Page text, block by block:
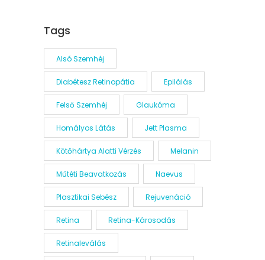
Tags
Alsó Szemhéj
Diabétesz Retinopátia Epilálás
Felső Szemhéj Glaukóma
Homályos Látás Jett Plasma
Kötőhártya Alatti Vérzés Melanin
Műtéti Beavatkozás Naevus
Plasztikai Sebész Rejuvenáció
Retina Retina-Károsodás
Retinaleválás